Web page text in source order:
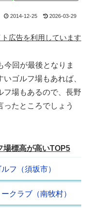
2014-12-25 2026-03-29
広告を利用しています
今回が最後となりま
ゴルフ場もあれば、
フ場もあるので、長野
たところでしょう
場標高が高いTOP5
フ（須坂市）
クラブ（南牧村）